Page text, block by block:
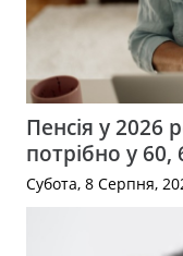
Пенсія у 2026
потрібно у 60,
Субота, 8 Серпня,